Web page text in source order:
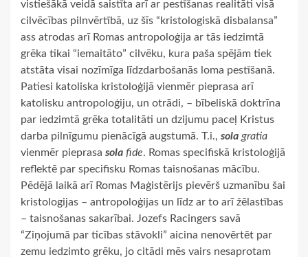
vistiešākā veidā saistīta arī ar pestīšanas realitāti visā
cilvēcības pilnvērtībā, uz šīs “kristologiskā disbalansa”
ass atrodas arī Romas antropoloģija ar tās iedzimtā
grēka tikai “iemaitāto” cilvēku, kura paša spējām tiek
atstāta visai nozīmīga līdzdarbošanās loma pestīšanā.
Patiesi katoliska kristoloģijā vienmēr pieprasa arī
katolisku antropoloģiju, un otrādi, – bībeliskā doktrīna
par iedzimtā grēka totalitāti un dzijumu paceļ Kristus
darba pilnīgumu pienācīgā augstumā. T.i., sola gratia
vienmēr pieprasa sola fide. Romas specifiskā kristoloģijā
reflektē par specifisku Romas taisnošanas mācību.
Pēdējā laikā arī Romas Maģistērijs pievērš uzmanību šai
kristologijas – antropoloģijas un līdz ar to arī žēlastības
– taisnošanas sakarībai. Jozefs Racingers savā
“Ziņojumā par ticības stāvokli” aicina nenovērtēt par
zemu iedzimto grēku, jo citādi mēs vairs nesaprotam